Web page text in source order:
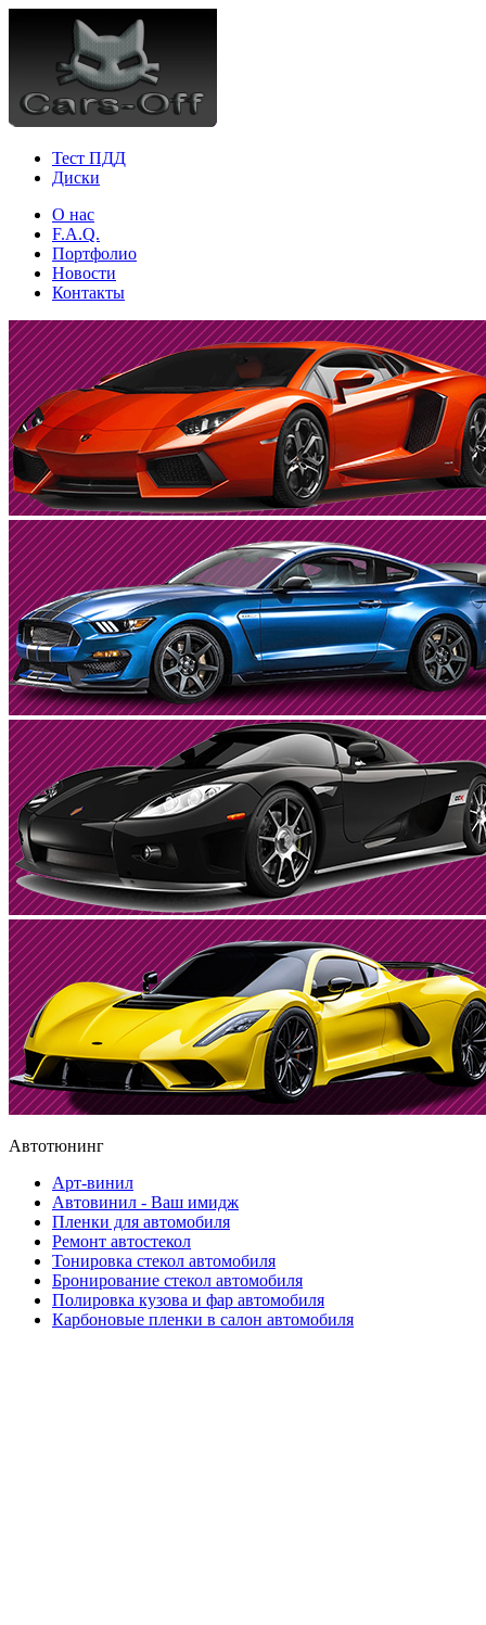
Тест ПДД
Диски
О нас
F.A.Q.
Портфолио
Новости
Контакты
Автотюнинг
Арт-винил
Автовинил - Ваш имидж
Пленки для автомобиля
Ремонт автостекол
Тонировка стекол автомобиля
Бронирование стекол автомобиля
Полировка кузова и фар автомобиля
Карбоновые пленки в салон автомобиля